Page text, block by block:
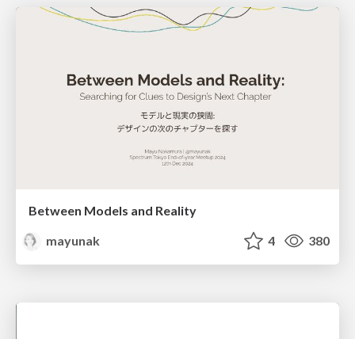
Between Models and Reality
mayunak
4 380